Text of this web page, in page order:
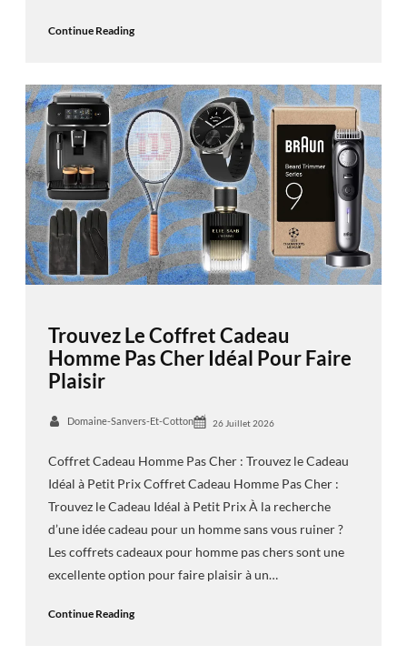
Continue Reading
Trouvez Le Coffret Cadeau
Homme Pas Cher Idéal Pour Faire
Plaisir
Domaine-Sanvers-Et-Cotton 26 Juillet 2026
Coffret Cadeau Homme Pas Cher : Trouvez le Cadeau
Idéal à Petit Prix Coffret Cadeau Homme Pas Cher :
Trouvez le Cadeau Idéal à Petit Prix À la recherche
d’une idée cadeau pour un homme sans vous ruiner ?
Les coffrets cadeaux pour homme pas chers sont une
excellente option pour faire plaisir à un…
Continue Reading